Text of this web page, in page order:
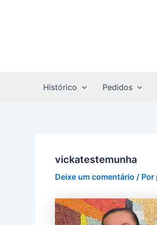
Histórico Pedidos
vickatestemunha
Deixe um comentário / Por